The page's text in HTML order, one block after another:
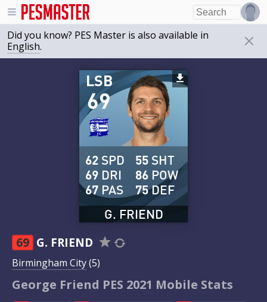
Did you know? PES Master is also available in
English.
69
LSB
G. FRIEND
62 SPD
69 DRI
67 PAS
55 SHT
86 POW
75DEF
69 G. FRIEND
Birmingham City(5)
George Friend PES 2021 Mobile Stats